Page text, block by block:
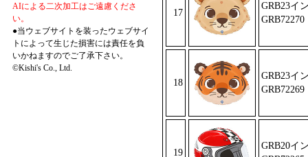
AIによる二次加工はご遠慮くださ
い。
●当ウェブサイトを装ったウェブサイ
トによって生じた損害には責任を負
いかねますのでご了承下さい。
©Kishi's Co., Ltd.
17
GRB23イ
GRB72270
18
GRB23イ
GRB72269
19
GRB20イ